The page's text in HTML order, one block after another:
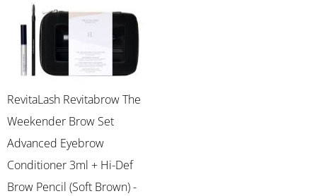
RevitaLash Revitabrow The
Weekender Brow Set
Advanced Eyebrow
Conditioner 3ml + Hi-Def
Brow Pencil (Soft Brown) -